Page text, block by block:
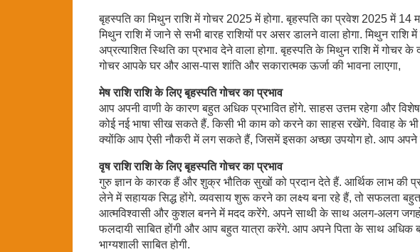
बृहस्पति का मिथुन राशि में गोचर 2025 में होगा. बृहस्पति का प्रवेश 2025 में
मिथुन राशि में जाने से सभी बारह राशियों पर असर डालने वाला होगा. मिथुन
अप्रत्याशित स्थिति का प्रभाव देने वाला होगा. बृहस्पति के मिथुन राशि में गोचर
गोचर आपके घर और आस-पास शांति और सकारात्मक ऊर्जा की भावना लाएगा,
मेष राशि राशि के लिए बृहस्पति गोचर का प्रभाव
आप अपनी वाणी के कारण बहुत अधिक प्रभावित होंगे. साहस उत्तम रहेगा और
कोई नई भाषा सीख सकते हैं. किसी भी काम को करने का साहस रखेंगे. विवाह के
क्योंकि आप ऐसी नौकरी में लग सकते हैं, जिसमें इसका अच्छा उपयोग हो. आप
वृष राशि राशि के लिए बृहस्पति गोचर का प्रभाव
गुरु ज्ञान के कारक हैं और शुक्र भौतिक सुखों को प्रदान देते हैं. आर्थिक लाभ
लेने में सहायक सिद्ध होंगे. व्यवसाय शुरू करने का लक्ष्य बना रहे हैं, तो सफलता
आत्मविश्वासी और कुशल बनने में मदद करेंगे. अपने साथी के साथ अलग-अलग
फलदायी साबित होंगी और आप बहुत यात्रा करेंगे. आप अपने पिता के साथ अधिक
भाग्यशाली साबित होगी.